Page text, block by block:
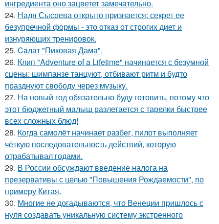
ингредиента оно зацветет замечательно.
24. Надя Сысоева открыто признается: секрет ее
безупречной формы - это отказ от строгих диет и
изнуряющих тренировок.
25. Caлат "Пиковая Дама".
26. Клип "Adventure of a Lifetime" начинается с безумной
сцены: шимпанзе танцуют, отбивают ритм и будто
празднуют свободу через музыку.
27. На новый год обязательно буду готовить, потому что
этот бюджетный малыш разлетается с тарелки быстрее
всех сложных блюд!
28. Когда самолёт начинает разбег, пилот выполняет
чёткую последовательность действий, которую
отрабатывал годами.
29. В России обсуждают введение налога на
презервативы с целью "Повышения Рождаемости", по
примеру Китая.
30. Многие не догадываются, что Венеции пришлось с
нуля создавать уникальную систему экстренного